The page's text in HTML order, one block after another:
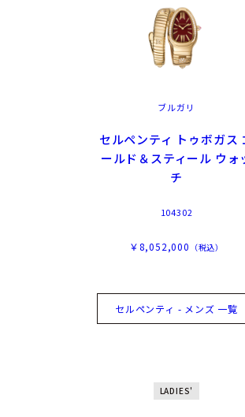
ブルガリ
セルペンティ トゥボガス
ールド＆スティール ウォ
チ
104302
￥8,052,000 （税込）
セルペンティ - メンズ 一覧
LADIES'